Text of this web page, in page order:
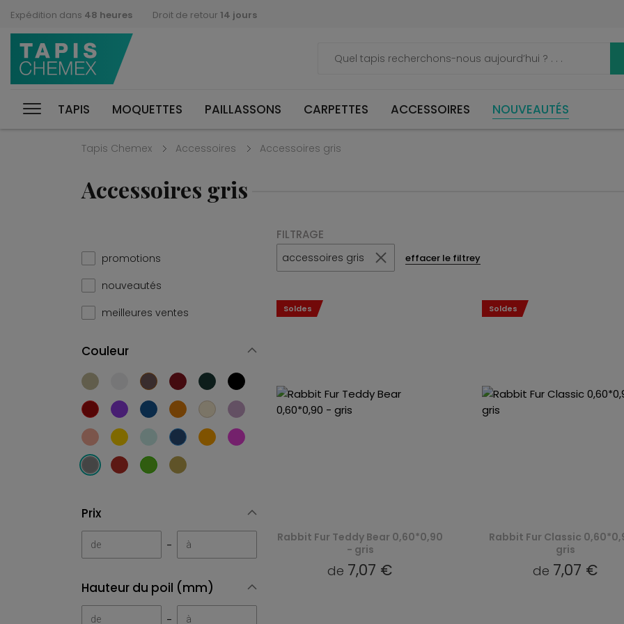
Expédition dans 48 heures Droit de retour 14 jours
TAPIS MOQUETTES PAILLASSONS CARPETTES ACCESSOIRES NOUVEAUTÉS
Tapis Chemex Accessoires Accessoires gris
Accessoires gris
promotions
nouveautés
meilleures ventes
Couleur
Prix
-
Hauteur du poil (mm)
-
FILTRAGE
accessoires gris effacer le filtrey
Rabbit Fur Teddy Bear 0,60*0,90
- gris
de 7,07 €
Soldes
Rabbit Fur Classic
gris
de 7,07 €
Soldes